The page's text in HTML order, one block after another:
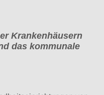
Krankenhäusern
das kommunale